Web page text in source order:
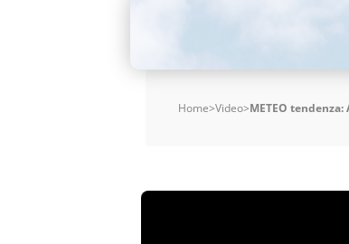
Home>Video>METEO